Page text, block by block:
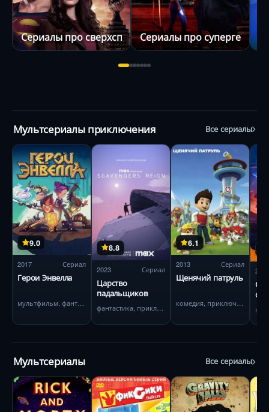
Сериалы про сверхспособностиСериалы про супергероев
Мультсериалы приключения Все сериалы
9.0
2017 Сериал
Герои Энвелла
8.8
2023 Сериал
Царство
падальщиков
6.1
2013 Сериал
Щенячий патруль
2023
Мультсериалы Все сериалы